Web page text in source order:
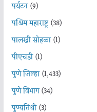
पर्यटन(9)
पश्चिम महाराष्ट्र(38)
पालखी सोहळा(1)
पीएचडी(1)
पुणे जिल्हा(1,433)
पुणे विभाग(34)
पुण्यतिथी(3)